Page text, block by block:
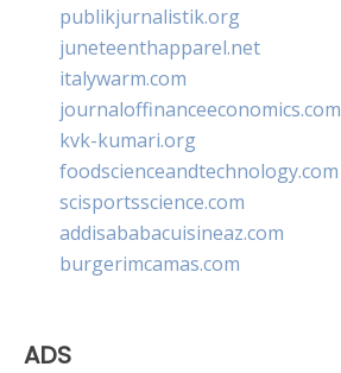
publikjurnalistik.org
juneteenthapparel.net
italywarm.com
journaloffinanceeconomics.com
kvk-kumari.org
foodscienceandtechnology.com
scisportsscience.com
addisababacuisineaz.com
burgerimcamas.com
ADS